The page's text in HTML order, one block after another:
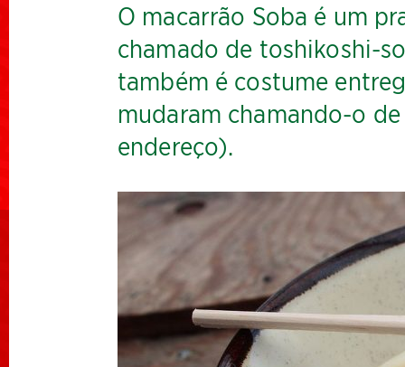
O macarrão Soba é um
chamado de toshikoshi-
também é costume
mudaram chamando-o
endereço).